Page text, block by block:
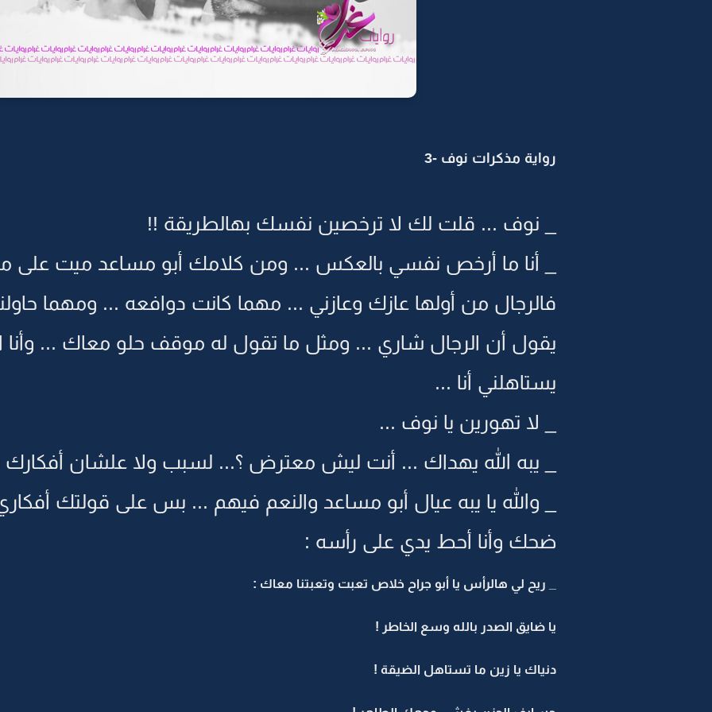
رواية مذكرات نوف -3
_ نوف ... قلت لك لا ترخصين نفسك بهالطريقة !!
_ أنا ما أرخص نفسي بالعكس ... ومن كلامك أبو مساعد ميت على ما
فالرجال من أولها عازك وعازني ... مهما كانت دوافعه ... ومهما
يقول أن الرجال شاري ... ومثل ما تقول له موقف حلو معاك ... وأنا
يستاهلني أنا ...
_ لا تهورين يا نوف ...
_ يبه الله يهداك ... أنت ليش معترض ؟... لسبب ولا علشان
_ والله يا يبه عيال أبو مساعد والنعم فيهم ... بس على قولتك
ضحك وأنا أحط يدي على رأسه :
_ ريح لي هالرأس يا أبو جراح خلاص تعبت وتعبتنا معاك :
يا ضايق الصدر بالله وسع الخاطر !
دنياك يا زين ما تستاهل الضيقة !